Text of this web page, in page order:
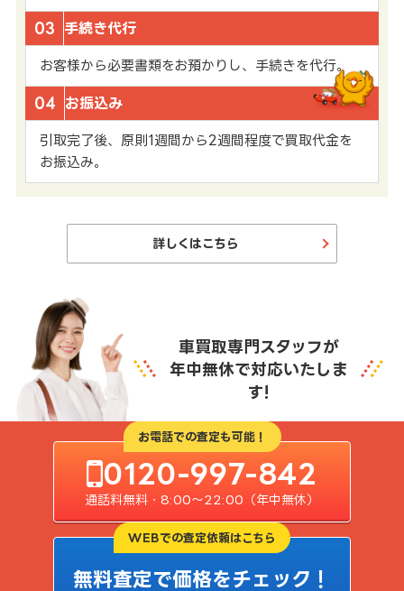
03 手続き代行
お客様から必要書類をお預かりし、手続きを代行。
04 お振込み
引取完了後、原則1週間から2週間程度で買取代金を
お振込み。
詳しくはこちら
車買取専門スタッフが
年中無休で対応いたしま
す!
お電話での査定も可能！
0120-997-842
通話料無料・8:00〜22:00（年中無休）
WEBでの査定依頼はこちら
無料査定で価格をチェック！